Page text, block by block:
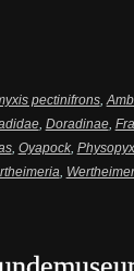
pectinifrons,
, Doradinae,
, Oyapock,
,